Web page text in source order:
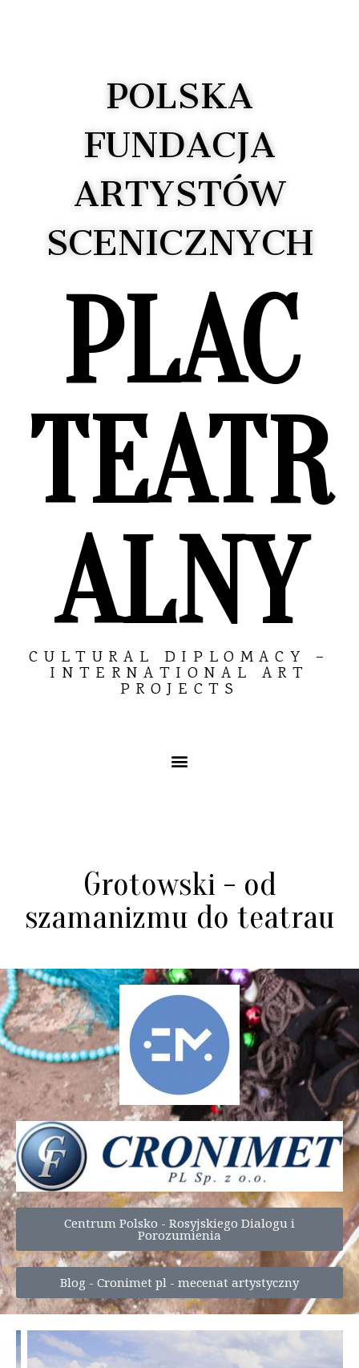
POLSKA
FUNDACJA
ARTYSTÓW
SCENICZNYCH
PLAC
TEATR
ALNY
CULTURAL DIPLOMACY –
INTERNATIONAL ART
PROJECTS
Grotowski - od
szamanizmu do teatrau
Centrum Polsko - Rosyjskiego Dialogu i
Porozumienia
Blog - Cronimet pl - mecenat artystyczny